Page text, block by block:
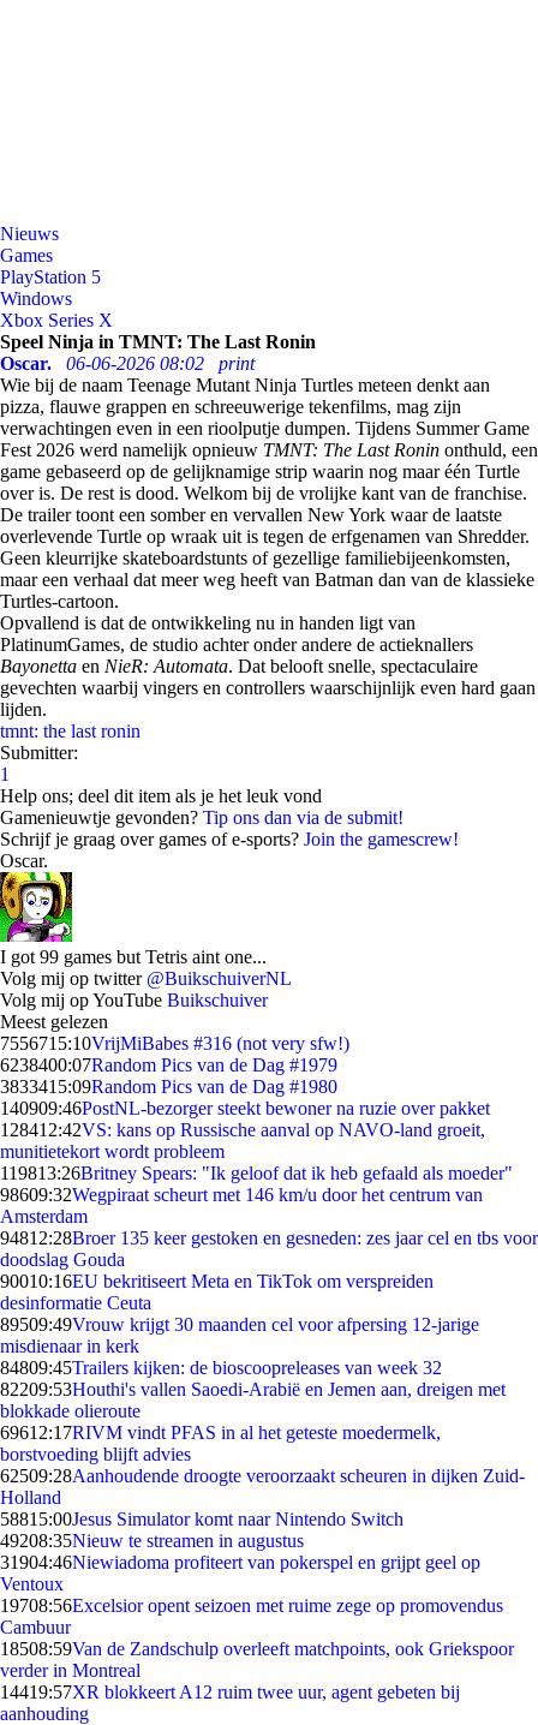
Nieuws
Games
PlayStation 5
Windows
Xbox Series X
Speel Ninja in TMNT: The Last Ronin
Oscar.
06-06-2026 08:02
print
Wie bij de naam Teenage Mutant Ninja Turtles meteen denkt aan
pizza, flauwe grappen en schreeuwerige tekenfilms, mag zijn
verwachtingen even in een rioolputje dumpen. Tijdens Summer Game
Fest 2026 werd namelijk opnieuw TMNT: The Last Ronin onthuld, een
game gebaseerd op de gelijknamige strip waarin nog maar één Turtle
over is. De rest is dood. Welkom bij de vrolijke kant van de franchise.
De trailer toont een somber en vervallen New York waar de laatste
overlevende Turtle op wraak uit is tegen de erfgenamen van Shredder.
Geen kleurrijke skateboardstunts of gezellige familiebijeenkomsten,
maar een verhaal dat meer weg heeft van Batman dan van de klassieke
Turtles-cartoon.
Opvallend is dat de ontwikkeling nu in handen ligt van
PlatinumGames, de studio achter onder andere de actieknallers
Bayonetta en NieR: Automata. Dat belooft snelle, spectaculaire
gevechten waarbij vingers en controllers waarschijnlijk even hard gaan
lijden.
tmnt: the last ronin
Submitter:
1
Help ons; deel dit item als je het leuk vond
Gamenieuwtje gevonden? Tip ons dan via de submit!
Schrijf je graag over games of e-sports? Join the gamescrew!
Oscar.
I got 99 games but Tetris aint one...
Volg mij op twitter @BuikschuiverNL
Volg mij op YouTube Buikschuiver
Meest gelezen
7556715:10VrijMiBabes #316 (not very sfw!)
6238400:07Random Pics van de Dag #1979
3833415:09Random Pics van de Dag #1980
140909:46PostNL-bezorger steekt bewoner na ruzie over pakket
128412:42VS: kans op Russische aanval op NAVO-land groeit,
munitietekort wordt probleem
119813:26Britney Spears: "Ik geloof dat ik heb gefaald als moeder"
98609:32Wegpiraat scheurt met 146 km/u door het centrum van
Amsterdam
94812:28Broer 135 keer gestoken en gesneden: zes jaar cel en tbs voor
doodslag Gouda
90010:16EU bekritiseert Meta en TikTok om verspreiden
desinformatie Ceuta
89509:49Vrouw krijgt 30 maanden cel voor afpersing 12-jarige
misdienaar in kerk
84809:45Trailers kijken: de bioscoopreleases van week 32
82209:53Houthi's vallen Saoedi-Arabië en Jemen aan, dreigen met
blokkade olieroute
69612:17RIVM vindt PFAS in al het geteste moedermelk,
borstvoeding blijft advies
62509:28Aanhoudende droogte veroorzaakt scheuren in dijken Zuid-
Holland
58815:00Jesus Simulator komt naar Nintendo Switch
49208:35Nieuw te streamen in augustus
31904:46Niewiadoma profiteert van pokerspel en grijpt geel op
Ventoux
19708:56Excelsior opent seizoen met ruime zege op promovendus
Cambuur
18508:59Van de Zandschulp overleeft matchpoints, ook Griekspoor
verder in Montreal
14419:57XR blokkeert A12 ruim twee uur, agent gebeten bij
aanhouding